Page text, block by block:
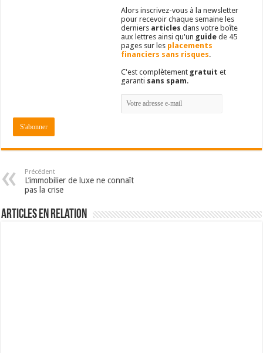
Alors inscrivez-vous à la newsletter
pour recevoir chaque semaine les
derniers articles dans votre boîte
aux lettres ainsi qu'un guide de 45
pages sur les placements
financiers sans risques.
C'est complètement gratuit et
garanti sans spam.
Précédent
L’immobilier de luxe ne connaît
pas la crise
Articles en relation